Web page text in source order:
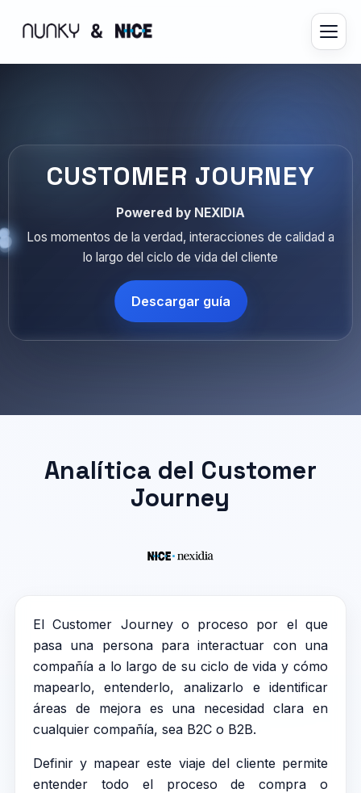
CUSTOMER JOURNEY
Powered by NEXIDIA
Los momentos de la verdad, interacciones de calidad a
lo largo del ciclo de vida del cliente
Descargar guía
Analítica del Customer
Journey
El Customer Journey o proceso por el que
pasa una persona para interactuar con una
compañía a lo largo de su ciclo de vida y cómo
mapearlo, entenderlo, analizarlo e identificar
áreas de mejora es una necesidad clara en
cualquier compañía, sea B2C o B2B.
Definir y mapear este viaje del cliente permite
entender todo el proceso de compra o